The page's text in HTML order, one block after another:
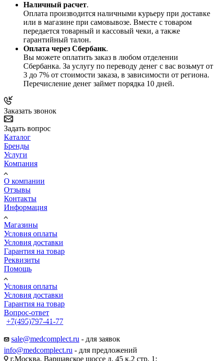
Наличный расчет.
Оплата производится наличными курьеру при доставке
или в магазине при самовывозе. Вместе с товаром
передается товарный и кассовый чеки, а также
гарантийный талон.
Оплата через Сбербанк.
Вы можете оплатить заказ в любом отделении
Сбербанка. За услугу по переводу денег с вас возьмут от
3 до 7% от стоимости заказа, в зависимости от региона.
Перечисление денег займет порядка 10 дней.
Заказать звонок
Задать вопрос
Каталог
Бренды
Услуги
Компания
О компании
Отзывы
Контакты
Информация
Магазины
Условия оплаты
Условия доставки
Гарантия на товар
Реквизиты
Помощь
Условия оплаты
Условия доставки
Гарантия на товар
Вопрос-ответ
+7(495)797-41-77
sale@medcomplect.ru - для заявок
info@medcomplect.ru - для предложений
г.Москва, Варшавское шоссе д. 45 к.2 стр. 1;